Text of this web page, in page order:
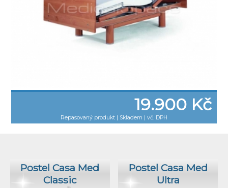
19.900 Kč
Repasovaný produkt | Skladem | vč. DPH
Postel Casa Med
Classic
Postel Casa Med
Ultra